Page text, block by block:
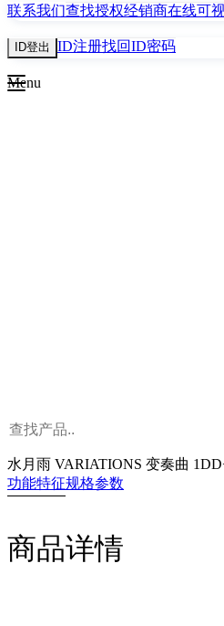
联系我们查找授权经销商在线可
ID登出 ID注册找回ID密码
Menu
水月雨 VARIATIONS 变奏曲
功能特征规格参数
商品详情